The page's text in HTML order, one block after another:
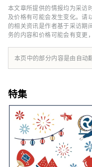
水果，无
的。 您可
时令水果！ 冈山还拥有世界级的旅游景点
括冈山城
拥有历史
本文章所提供的情报均为采访
及价格有可能会发生变化。请
的相关资讯是作者基于采访期
务的内容和价格可能会有变更
本页中的部分内容是由自动
特集